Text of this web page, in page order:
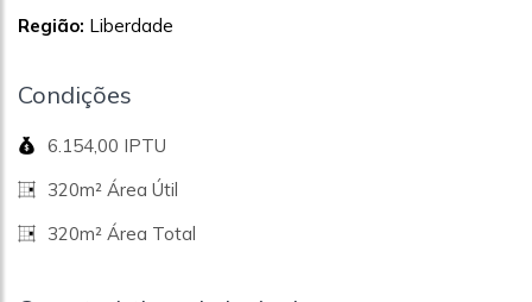
Região: Liberdade
Condições
6.154,00 IPTU
320m² Área Útil
320m² Área Total